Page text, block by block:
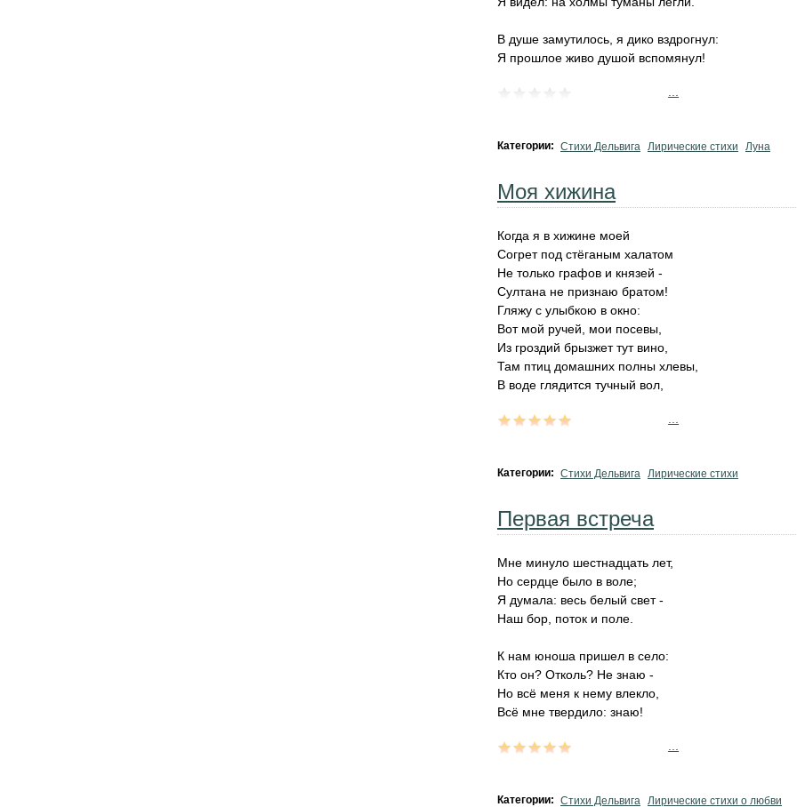
В душе замутилось, я дико вздрогнул:
Я прошлое живо душой вспомянул!
Категории: Стихи Дельвига Лирические стихи Луна
Моя хижина
Когда я в хижине моей
Согрет под стёганым халатом
Не только графов и князей -
Султана не признаю братом!
Гляжу с улыбкою в окно:
Вот мой ручей, мои посевы,
Из гроздий брызжет тут вино,
Там птиц домашних полны хлевы,
В воде глядится тучный вол,
Категории: Стихи Дельвига Лирические стихи
Первая встреча
Мне минуло шестнадцать лет,
Но сердце было в воле;
Я думала: весь белый свет -
Наш бор, поток и поле.
К нам юноша пришел в село:
Кто он? Отколь? Не знаю -
Но всё меня к нему влекло,
Всё мне твердило: знаю!
Категории: Стихи Дельвига Лирические стихи о любви